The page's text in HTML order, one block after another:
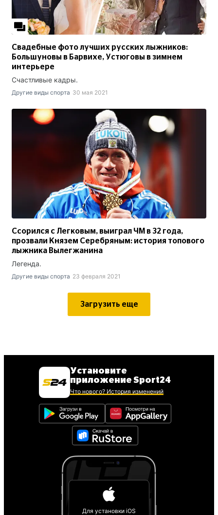
Свадебные фото лучших русских лыжников:
Большуновы в Барвихе, Устюговы в зимнем
интерьере
Счастливые кадры.
Другие виды спорта 30 мая 2021
Ссорился с Легковым, выиграл ЧМ в 32 года,
прозвали Князем Серебряным: история топового
лыжника Вылегжанина
Легенда.
Другие виды спорта 23 февраля 2021
Загрузить еще
Установите
приложение Sport24
Что нового? История изменений
Для установки iOS